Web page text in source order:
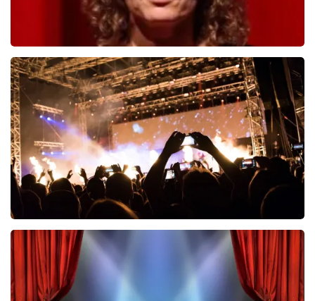
Esther van der Voort
546laatste 30 minuten
BESTEL NU
Don Omar
422 laatste 30 minuten
BESTEL NU